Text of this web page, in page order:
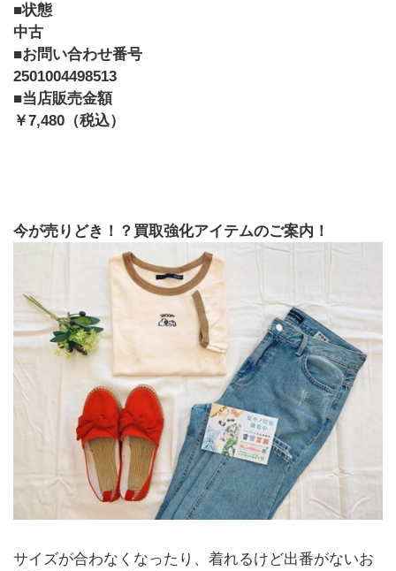
■状態
中古
■お問い合わせ番号
2501004498513
■当店販売金額
￥7,480（税込）
今が売りどき！？買取強化アイテムのご案内！
サイズが合わなくなったり、着れるけど出番がないお